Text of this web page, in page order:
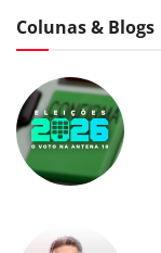
Colunas & Blogs